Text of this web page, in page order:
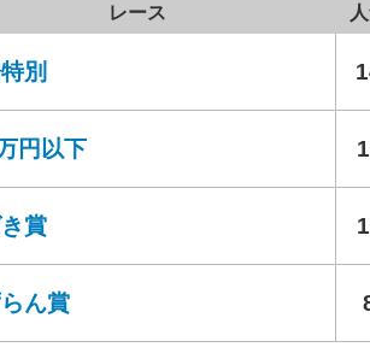
レース
別
円以下
賞
ん賞